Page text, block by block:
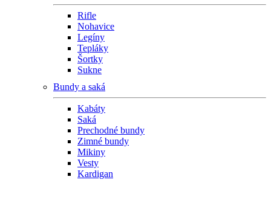
Rifle
Nohavice
Legíny
Tepláky
Šortky
Sukne
Bundy a saká
Kabáty
Saká
Prechodné bundy
Zimné bundy
Mikiny
Vesty
Kardigan